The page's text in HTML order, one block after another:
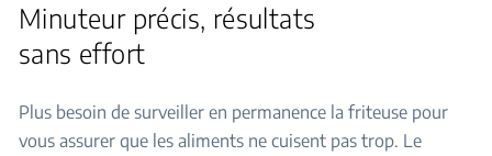
Minuteur précis, résultats
sans effort
Plus besoin de surveiller en permanence la friteuse pour
vous assurer que les aliments ne cuisent pas trop. Le